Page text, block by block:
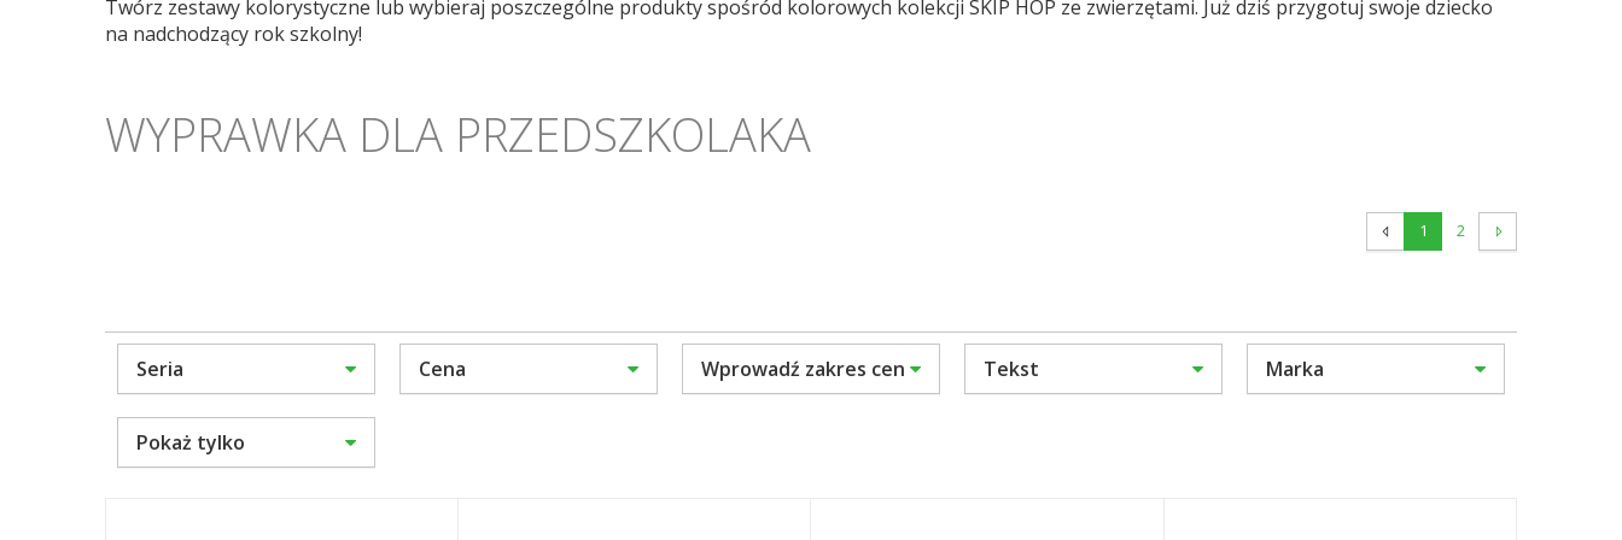
Twórz zestawy kolorystyczne lub wybieraj poszczególne produkty spośród kolorowych kolekcji SKIP HOP ze zwierzętami. Już dziś przygotuj swoje dziecko
na nadchodzący rok szkolny!
WYPRAWKA DLA PRZEDSZKOLAKA
1 2
Seria Cena Wprowadź zakres cen Tekst Marka
Pokaż tylko